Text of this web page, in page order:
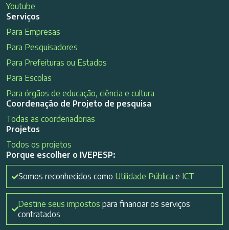
Youtube
Serviços
Para Empresas
Para Pesquisadores
Para Prefeituras ou Estados
Para Escolas
Para órgãos de educação, ciência e cultura
Coordenação de Projeto de pesquisa
Todas as coordenadorias
Projetos
Todos os projetos
Porque escolher o IVEPESP:
Somos reconhecidos como Utilidade Pública e ICT
Destine seus impostos para financiar os serviços
contratados